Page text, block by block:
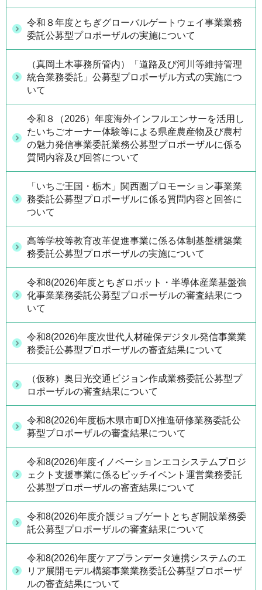
令和８年度とちぎグローバルゲートウェイ事業業務
委託公募型プロポーザルの実施について
（真岡土木事務所管内）「道路及び河川等維持管理
統合業務委託」公募型プロポーザル方式の実施につ
いて
令和８（2026）年度海外インフルエンサーを活用し
たいちごオーナー体験等による県産農産物及び農村
の魅力発信事業委託業務公募型プロポーザルに係る
質問内容及び回答について
「いちご王国・栃木」関西圏プロモーション事業業
務委託公募型プロポーザルに係る質問内容と回答に
ついて
高等学校等教育改革促進事業に係る体制基盤構築業
務委託公募型プロポーザルの実施について
令和8(2026)年度とちぎロボット・半導体産業基盤強
化事業業務委託公募型プロポーザルの審査結果につ
いて
令和8(2026)年度次世代人材確保デジタル発信事業業
務委託公募型プロポーザルの審査結果について
（仮称）奥日光交通ビジョン作成業務委託公募型プ
ロポーザルの審査結果について
令和8(2026)年度栃木県市町DX推進研修業務委託公
募型プロポーザルの審査結果について
令和8(2026)年度イノベーションエコシステムプロジ
ェクト支援事業に係るピッチイベント運営業務委託
公募型プロポーザルの審査結果について
令和8(2026)年度介護ジョブゲートとちぎ開設業務委
託公募型プロポーザルの審査結果について
令和8(2026)年度ケアプランデータ連携システムのエ
リア展開モデル構築事業業務委託公募型プロポーザ
ルの審査結果について